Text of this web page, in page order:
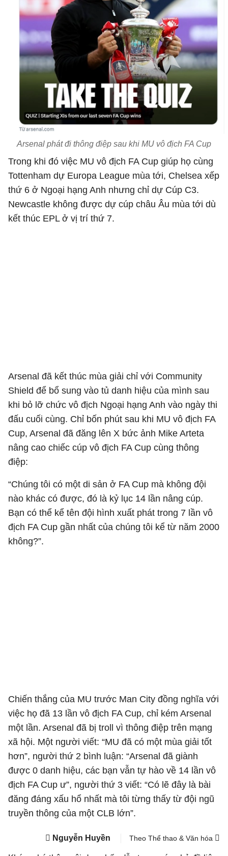
Arsenal phát đi thông điệp sau khi MU vô địch FA Cup
Trong khi đó việc MU vô địch FA Cup giúp họ cùng
Tottenham dự Europa League mùa tới, Chelsea xếp
thứ 6 ở Ngoại hạng Anh nhưng chỉ dự Cúp C3.
Newcastle không được dự cúp châu Âu mùa tới dù
kết thúc EPL ở vị trí thứ 7.
Arsenal đã kết thúc mùa giải chỉ với Community
Shield để bổ sung vào tủ danh hiệu của mình sau
khi bỏ lỡ chức vô địch Ngoại hạng Anh vào ngày thi
đấu cuối cùng. Chỉ bốn phút sau khi MU vô địch FA
Cup, Arsenal đã đăng lên X bức ảnh Mike Arteta
nâng cao chiếc cúp vô địch FA Cup cùng thông
điệp:
“Chúng tôi có một di sản ở FA Cup mà không đội
nào khác có được, đó là kỷ lục 14 lần nâng cúp.
Bạn có thể kể tên đội hình xuất phát trong 7 lần vô
địch FA Cup gần nhất của chúng tôi kể từ năm 2000
không?”.
Chiến thắng của MU trước Man City đồng nghĩa với
việc họ đã 13 lần vô địch FA Cup, chỉ kém Arsenal
một lần. Arsenal đã bị troll vì thông điệp trên mạng
xã hội. Một người viết: “MU đã có một mùa giải tốt
hơn”, người thứ 2 bình luận: “Arsenal đã giành
được 0 danh hiệu, các bạn vẫn tự hào về 14 lần vô
địch FA Cup ư”, người thứ 3 viết: “Có lẽ đây là bài
đăng đáng xấu hổ nhất mà tôi từng thấy từ đội ngũ
truyền thông của một CLB lớn”.
Nguyễn Huyền Theo Thể thao & Văn hóa